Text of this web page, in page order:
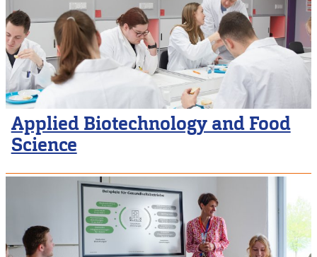
Applied Biotechnology and Food
Science